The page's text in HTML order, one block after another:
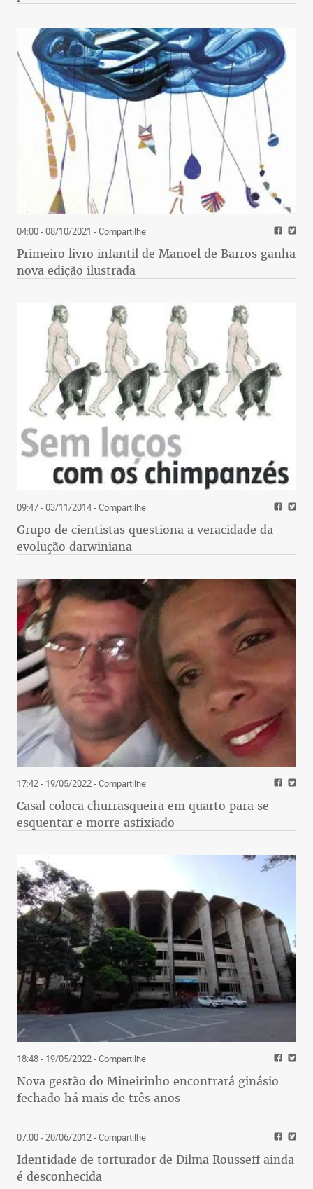
04:00 - 08/10/2021 - Compartilhe
Primeiro livro infantil de Manoel de Barros ganha
nova edição ilustrada
09:47 - 03/11/2014- Compartilhe
Grupo de cientistas questiona a veracidade da
evolução darwiniana
17:42 - 19/05/2022- Compartilhe
Casal coloca churrasqueira em quarto para se
esquentar e morre asfixiado
18:48 - 19/05/2022- Compartilhe
Nova gestão do Mineirinho encontrará ginásio
fechado há mais de três anos
07:00 - 20/06/2012- Compartilhe
Identidade de torturador de Dilma Rousseff ainda
é desconhecida